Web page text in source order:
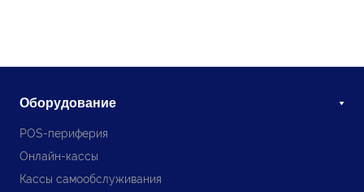
Оборудование
POS-периферия
Онлайн-кассы
Кассы самообслуживания